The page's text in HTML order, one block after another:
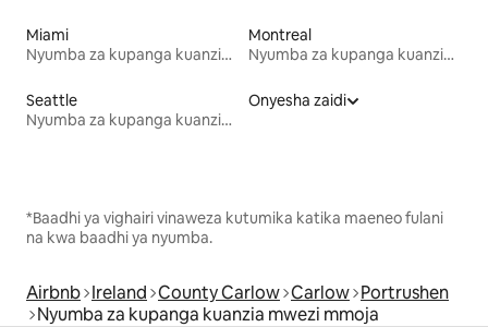
Miami
Nyumba za kupanga kuanzia mwezi mmoja
Montreal
Nyumba za kupanga kuanzia mwezi mmoja
Seattle
Nyumba za kupanga kuanzia mwezi mmoja
Onyesha zaidi
*Baadhi ya vighairi vinaweza kutumika katika maeneo fulani
na kwa baadhi ya nyumba.
Airbnb Ireland County Carlow Carlow Portrushen
Nyumba za kupanga kuanzia mwezi mmoja